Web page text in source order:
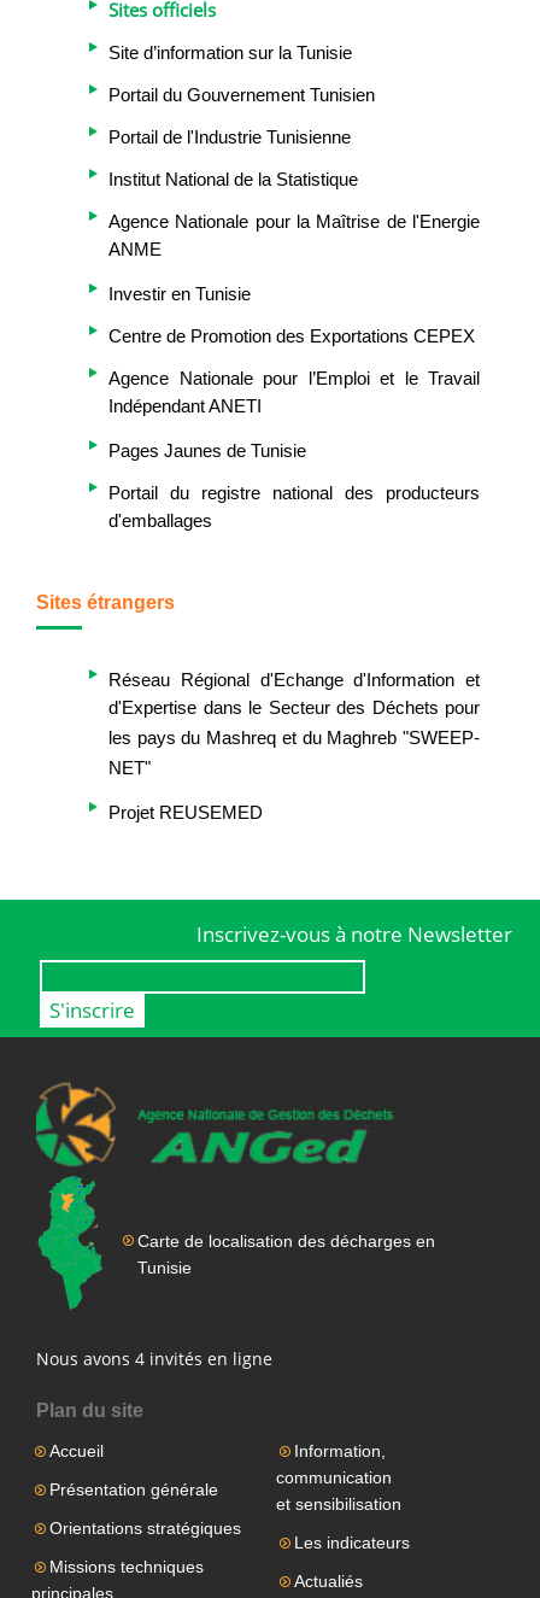
Sites officiels
Site d’information sur la Tunisie
Portail du Gouvernement Tunisien
Portail de l'Industrie Tunisienne
Institut National de la Statistique
Agence Nationale pour la Maîtrise de l'Energie
ANME
Investir en Tunisie
Centre de Promotion des Exportations CEPEX
Agence Nationale pour l’Emploi et le Travail
Indépendant ANETI
Pages Jaunes de Tunisie
Portail du registre national des producteurs
d'emballages
Sites étrangers
Réseau Régional d'Echange d'Information et
d'Expertise dans le Secteur des Déchets pour
les pays du Mashreq et du Maghreb "SWEEP-
NET"
Projet REUSEMED
Inscrivez-vous à notre Newsletter
Carte de localisation des décharges en
Tunisie
Nous avons 4 invités en ligne
Plan du site
Accueil
Présentation générale
Orientations stratégiques
Missions techniques
principales
Information,
communication
et sensibilisation
Les indicateurs
Actualiés